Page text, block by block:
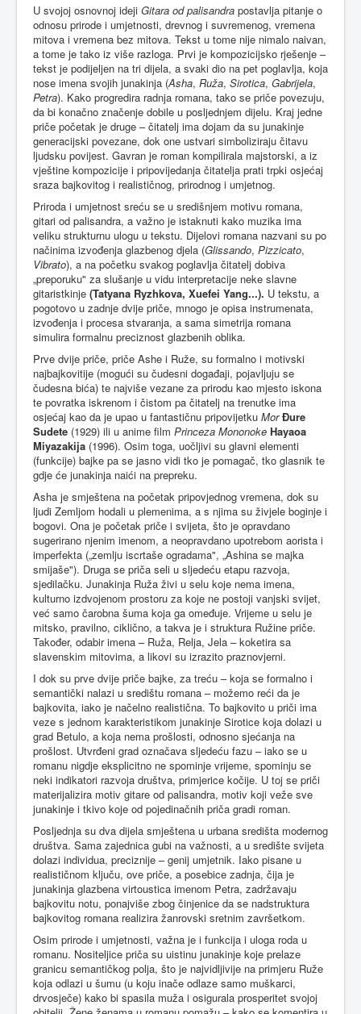
U svojoj osnovnoj ideji Gitara od palisandra postavlja pitanje o
odnosu prirode i umjetnosti, drevnog i suvremenog, vremena
mitova i vremena bez mitova. Tekst u tome nije nimalo naivan,
a tome je tako iz više razloga. Prvi je kompozicijsko rješenje –
tekst je podijeljen na tri dijela, a svaki dio na pet poglavlja, koja
nose imena svojih junakinja (Asha, Ruža, Sirotica, Gabrijela,
Petra). Kako progredira radnja romana, tako se priče povezuju,
da bi konačno značenje dobile u posljednjem dijelu. Kraj jedne
priče početak je druge – čitatelj ima dojam da su junakinje
generacijski povezane, dok one ustvari simboliziraju čitavu
ljudsku povijest. Gavran je roman kompilirala majstorski, a iz
vještine kompozicije i pripovijedanja čitatelja prati trpki osjećaj
sraza bajkovitog i realističnog, prirodnog i umjetnog.
Priroda i umjetnost sreću se u središnjem motivu romana,
gitari od palisandra, a važno je istaknuti kako muzika ima
veliku strukturnu ulogu u tekstu. Dijelovi romana nazvani su po
načinima izvođenja glazbenog djela (Glissando, Pizzicato,
Vibrato), a na početku svakog poglavlja čitatelj dobiva
„preporuku" za slušanje u vidu interpretacije neke slavne
gitaristkinje (Tatyana Ryzhkova, Xuefei Yang...). U tekstu, a
pogotovo u zadnje dvije priče, mnogo je opisa instrumenata,
izvođenja i procesa stvaranja, a sama simetrija romana
simulira formalnu preciznost glazbenih oblika.
Prve dvije priče, priče Ashe i Ruže, su formalno i motivski
najbajkovitije (mogući su čudesni događaji, pojavljuju se
čudesna bića) te najviše vezane za prirodu kao mjesto iskona
te povratka iskrenom i čistom pa čitatelj na trenutke ima
osjećaj kao da je upao u fantastičnu pripovijetku Mor Đure
Sudete (1929) ili u anime film Princeza Mononoke Hayaoa
Miyazakija (1996). Osim toga, uočljivi su glavni elementi
(funkcije) bajke pa se jasno vidi tko je pomagač, tko glasnik te
gdje će junakinja naići na prepreku.
Asha je smještena na početak pripovjednog vremena, dok su
ljudi Zemljom hodali u plemenima, a s njima su živjele boginje i
bogovi. Ona je početak priče i svijeta, što je opravdano
sugerirano njenim imenom, a neopravdano upotrebom aorista i
imperfekta („zemlju iscrtaše ogradama", „Ashina se majka
smijaše"). Druga se priča seli u sljedeću etapu razvoja,
sjedilačku. Junakinja Ruža živi u selu koje nema imena,
kulturno izdvojenom prostoru za koje ne postoji vanjski svijet,
već samo čarobna šuma koja ga omeđuje. Vrijeme u selu je
mitsko, pravilno, ciklično, a takva je i struktura Ružine priče.
Također, odabir imena – Ruža, Relja, Jela – koketira sa
slavenskim mitovima, a likovi su izrazito praznovjerni.
I dok su prve dvije priče bajke, za treću – koja se formalno i
semantički nalazi u središtu romana – možemo reći da je
bajkovita, iako je načelno realistična. To bajkovito u priči ima
veze s jednom karakteristikom junakinje Sirotice koja dolazi u
grad Betulo, a koja nema prošlosti, odnosno sjećanja na
prošlost. Utvrđeni grad označava sljedeću fazu – iako se u
romanu nigdje eksplicitno ne spominje vrijeme, spominju se
neki indikatori razvoja društva, primjerice kočije. U toj se priči
materijalizira motiv gitare od palisandra, motiv koji veže sve
junakinje i tkivo koje od pojedinačnih priča gradi roman.
Posljednja su dva dijela smještena u urbana središta modernog
društva. Sama zajednica gubi na važnosti, a u središte svijeta
dolazi individua, preciznije – genij umjetnik. Iako pisane u
realističnom ključu, ove priče, a posebice zadnja, čija je
junakinja glazbena virtoustica imenom Petra, zadržavaju
bajkovitu notu, ponajviše zbog činjenice da se nadstruktura
bajkovitog romana realizira žanrovski sretnim završetkom.
Osim prirode i umjetnosti, važna je i funkcija i uloga roda u
romanu. Nositeljice priča su uistinu junakinje koje prelaze
granicu semantičkog polja, što je najvidljivije na primjeru Ruže
koja odlazi u šumu (u koju inače odlaze samo muškarci,
drvosječe) kako bi spasila muža i osigurala prosperitet svojoj